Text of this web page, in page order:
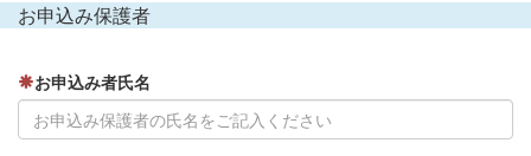
お申込み保護者
お申込み者氏名